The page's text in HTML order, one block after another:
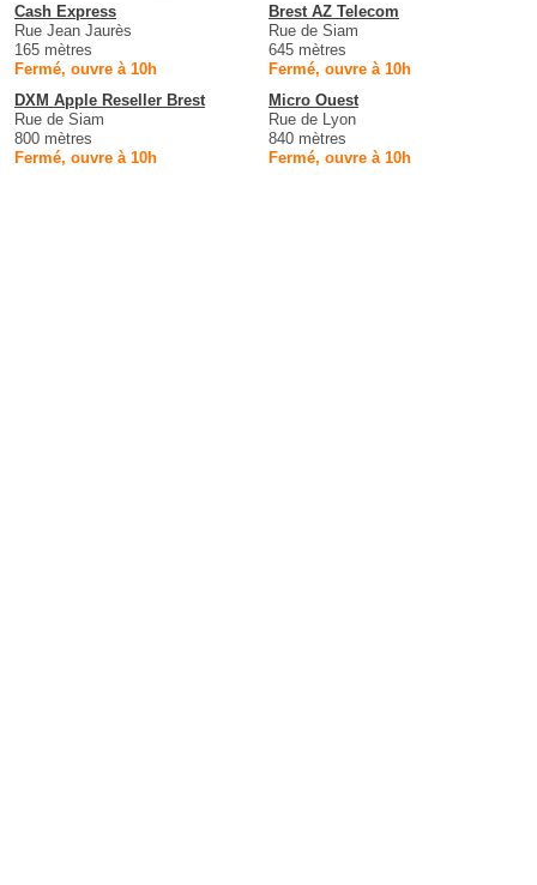
Cash Express
Rue Jean Jaurès
165 mètres
Fermé, ouvre à 10h
Brest AZ Telecom
Rue de Siam
645 mètres
Fermé, ouvre à 10h
DXM Apple Reseller Brest
Rue de Siam
800 mètres
Fermé, ouvre à 10h
Micro Ouest
Rue de Lyon
840 mètres
Fermé, ouvre à 10h